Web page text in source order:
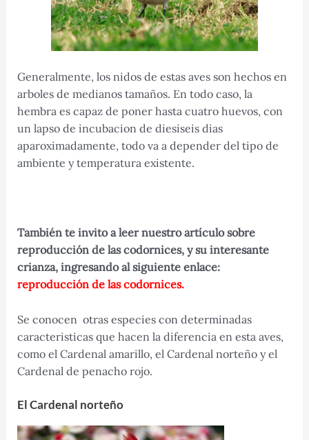
Generalmente, los nidos de estas aves son hechos en
arboles de medianos tamaños. En todo caso, la
hembra es capaz de poner hasta cuatro huevos, con
un lapso de incubacion de diesiseis dias
aparoximadamente, todo va a depender del tipo de
ambiente y temperatura existente.
También te invito a leer nuestro artículo sobre
reproducción de las codornices, y su interesante
crianza, ingresando al siguiente enlace:
reproducción de las codornices.
Se conocen otras especies con determinadas
caracteristicas que hacen la diferencia en esta aves,
como el Cardenal amarillo, el Cardenal norteño y el
Cardenal de penacho rojo.
El Cardenal norteño